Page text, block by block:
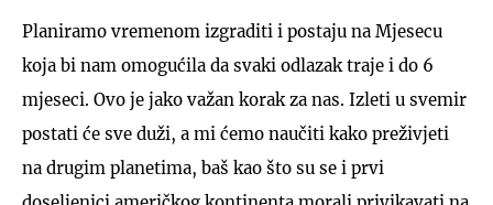
Planiramo vremenom izgraditi i postaju na Mjesecu
koja bi nam omogućila da svaki odlazak traje i do 6
mjeseci. Ovo je jako važan korak za nas. Izleti u svemir
postati će sve duži, a mi ćemo naučiti kako preživjeti
na drugim planetima, baš kao što su se i prvi